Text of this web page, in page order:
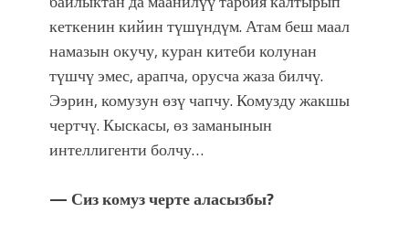
кеткенин кийин түшүндүм. Атам беш маал
намазын окучу, куран китеби колунан
түшчү эмес, арапча, орусча жаза билчү.
Ээрин, комузун өзү чапчу. Комузду жакшы
чертчү. Кыскасы, өз заманынын
интеллигенти болчу…
— Сиз комуз черте аласызбы?